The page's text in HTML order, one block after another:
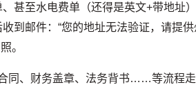
甚至水电费单（还得是英文+带地址
到邮件：“您的地址无法验证，请提
。
同、财务盖章、法务背书……等流程